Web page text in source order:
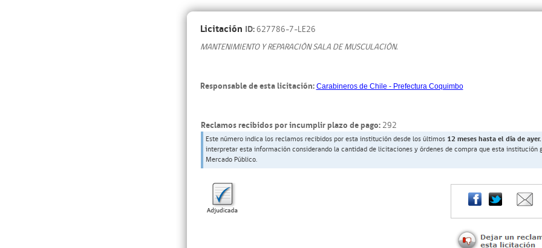
Licitación ID:627786-7-LE26
MANTENIMIENTO Y REPARACIÓN SALA DE MUSCULACIÓN.
Responsable de esta licitación:Carabineros de Chile - Prefectura Coquimbo
Reclamos recibidos por incumplir plazo de pago: 292
Este número indica los reclamos recibidos por esta institución desde los últimos 12 meses hasta el día de ayer.
interpretar esta información considerando la cantidad de licitaciones y órdenes de compra que esta institución
Mercado Público.